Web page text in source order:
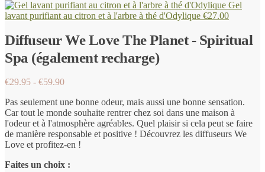
Gel
lavant purifiant au citron et à l'arbre à thé d'Odylique €27.00
Diffuseur We Love The Planet - Spiritual
Spa (également recharge)
€29.95 - €59.90Gamme
prix
:
€29.95
à
€59.90
Pas seulement une bonne odeur, mais aussi une bonne sensation.
Car tout le monde souhaite rentrer chez soi dans une maison à
l'odeur et à l'atmosphère agréables. Quel plaisir si cela peut se faire
de manière responsable et positive ! Découvrez les diffuseurs We
Love et profitez-en !
Faites un choix :